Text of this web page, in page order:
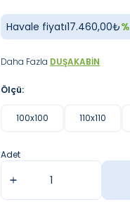
Havale fiyatı17.460,00₺%
Daha Fazla DUŞAKABIN
Ölçü:
100x100 110x110
Adet